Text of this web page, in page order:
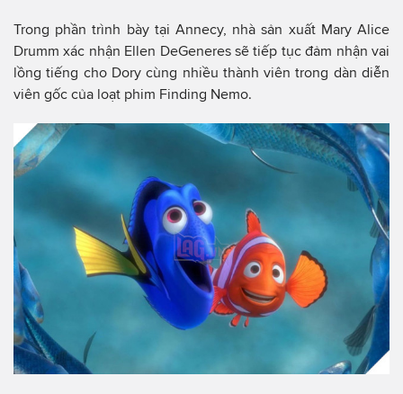
Trong phần trình bày tại Annecy, nhà sản xuất Mary Alice
Drumm xác nhận Ellen DeGeneres sẽ tiếp tục đảm nhận vai
lồng tiếng cho Dory cùng nhiều thành viên trong dàn diễn
viên gốc của loạt phim Finding Nemo.